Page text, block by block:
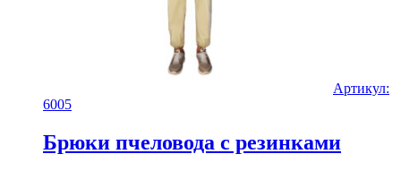
Артикул:
6005
Брюки пчеловода с резинками